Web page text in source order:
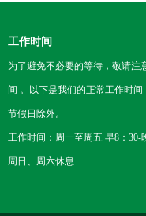
工作时间
为了避免不必要的等待，敬请注
间 。以下是我们的正常工作时间
节假日除外。
工作时间：周一至周五 早8：30-
周日、周六休息